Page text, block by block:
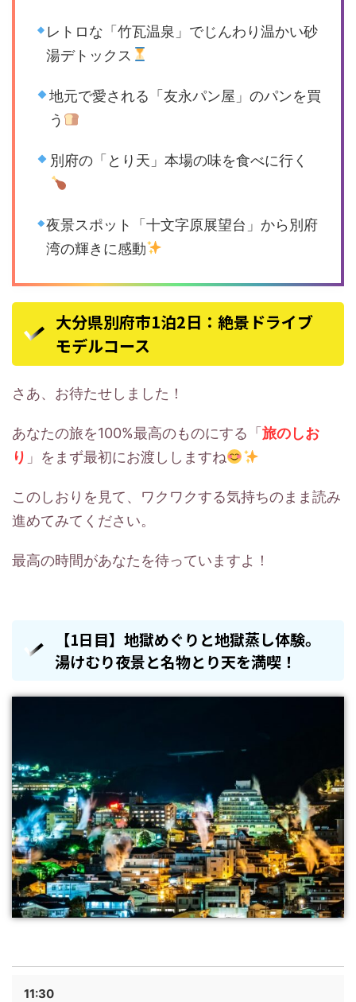
レトロな「竹瓦温泉」でじんわり温かい砂
湯デトックス
地元で愛される「友永パン屋」のパンを買
う
別府の「とり天」本場の味を食べに行く
夜景スポット「十文字原展望台」から別府
湾の輝きに感動
大分県別府市1泊2日：絶景ドライブ
モデルコース
さあ、お待たせしました！
あなたの旅を100%最高のものにする「 旅のしお
り 」をまず最初にお渡ししますね
このしおりを見て、ワクワクする気持ちのまま読み
進めてみてください。
最高の時間があなたを待っていますよ！
【1日目】地獄めぐりと地獄蒸し体験。
湯けむり夜景と名物とり天を満喫！
11:30